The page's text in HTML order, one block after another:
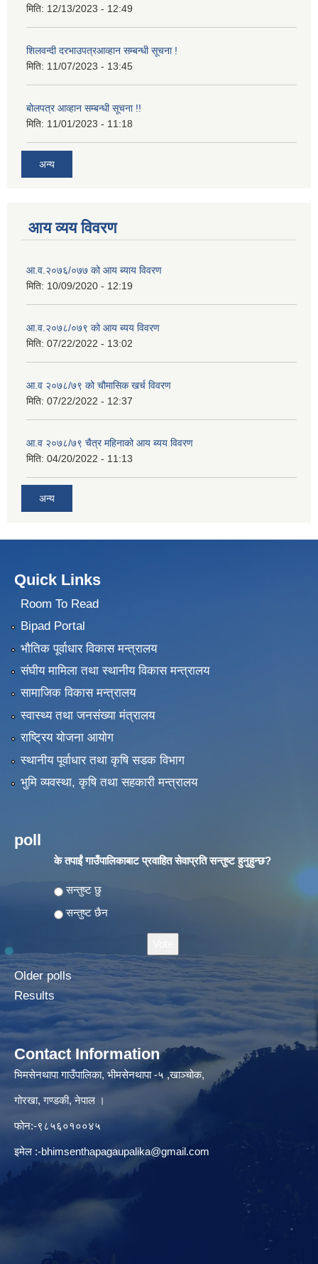
मिति: 12/13/2023 - 12:49
शिलवन्दी दरभाउपत्रआव्हान सम्बन्धी सूचना !
मिति: 11/07/2023 - 13:45
बोलपत्र आव्हान सम्बन्धी सूचना !!
मिति: 11/01/2023 - 11:18
अन्य
आय व्यय विवरण
आ.व.२०७६/०७७ को आय ब्याय विवरण
मिति: 10/09/2020 - 12:19
आ.व.२०७८/०७९ को आय ब्यय विवरण
मिति: 07/22/2022 - 13:02
आ.व २०७८/७९ को चौमासिक खर्च विवरण
मिति: 07/22/2022 - 12:37
आ.व २०७८/७९ चैत्र महिनाको आय ब्यय विवरण
मिति: 04/20/2022 - 11:13
अन्य
Quick Links
Room To Read
Bipad Portal
भौतिक पूर्वाधार विकास मन्त्रालय
संघीय मामिला तथा स्थानीय विकास मन्त्रालय
सामाजिक विकास मन्त्रालय
स्वास्थ्य तथा जनसंख्या मंत्रालय
राष्ट्रिय योजना आयोग
स्थानीय पूर्वाधार तथा कृषि सडक विभाग
भुमि व्यवस्था, कृषि तथा सहकारी मन्त्रालय
poll
के तपाईं गाउँपालिकाबाट प्रवाहित सेवाप्रति सन्तुष्ट हुनुहुन्छ?
Choices
सन्तुष्ट छु
सन्तुष्ट छैन
Older polls
Results
Contact Information
भिमसेनथापा गाउँपालिका, भीमसेनथापा -५ ,खाञ्चोक,
गोरखा, गण्डकी, नेपाल ।
फोन:-९८५६०१००४५
इमेल :-bhimsenthapagaupalika@gmail.com